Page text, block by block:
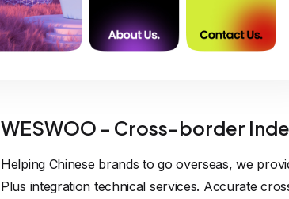
WESWOO - Cross-border
Helping Chinese brands to go overseas, we
Plus integration technical services. Accurate